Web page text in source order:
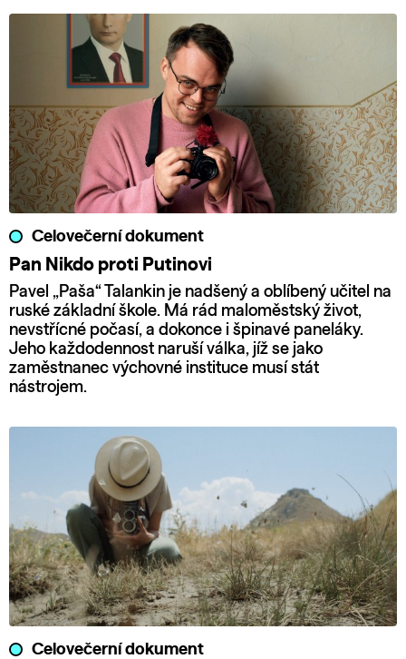
Celovečerní dokument
Pan Nikdo proti Putinovi
Pavel „Paša“ Talankin je nadšený a oblíbený učitel na
ruské základní škole. Má rád maloměstský život,
nevstřícné počasí, a dokonce i špinavé paneláky.
Jeho každodennost naruší válka, jíž se jako
zaměstnanec výchovné instituce musí stát
nástrojem.
Celovečerní dokument